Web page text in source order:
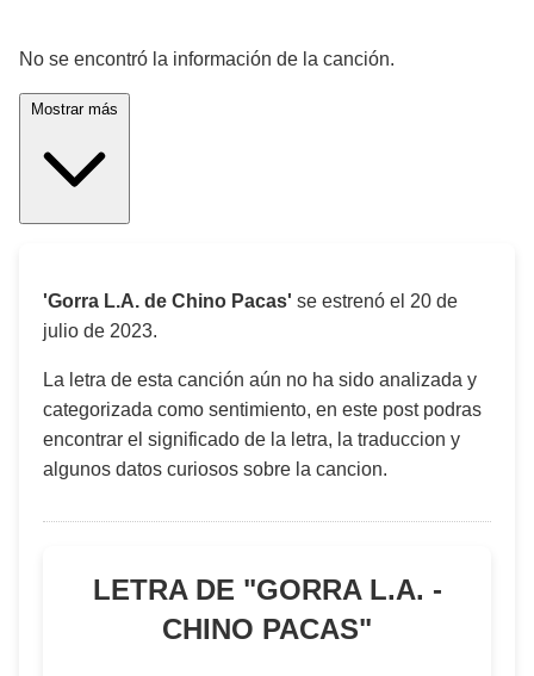
No se encontró la información de la canción.
'Gorra L.A. de Chino Pacas' se estrenó el 20 de
julio de 2023.
La letra de esta canción aún no ha sido analizada y
categorizada como sentimiento, en este post podras
encontrar el significado de la letra, la traduccion y
algunos datos curiosos sobre la cancion.
LETRA DE "GORRA L.A. -
CHINO PACAS"